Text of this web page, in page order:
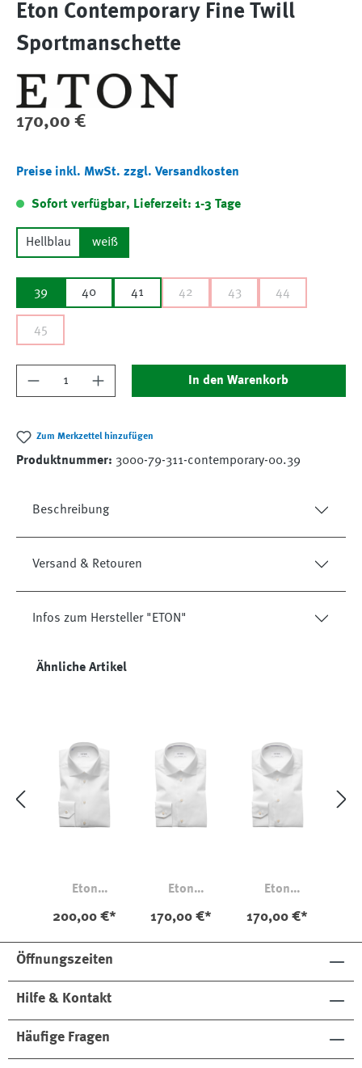
Eton Contemporary Fine Twill
Sportmanschette
Regulärer Preis:
170,00 €
Preise inkl. MwSt. zzgl. Versandkosten
Sofort verfügbar, Lieferzeit: 1-3 Tage
Hellblau weiß
39 40 41 42 43 44
45
Produkt Anzahl: Gib den gewünschten Wert
In den Warenkorb
Zum Merkzettel hinzufügen
Produktnummer: 3000-79-311-contemporary-00.39
Beschreibung
Versand & Retouren
Infos zum Hersteller "ETON"
Produktgalerie überspringen
Ähnliche Artikel
Eton
Textured Twill
200,00 €*
Eton
Fine Twill
Sportmanschett
170,00 €*
Eton
Fine Twill
Sportmanschett
170,00 €*
Öffnungszeiten
Hilfe & Kontakt
Häufige Fragen